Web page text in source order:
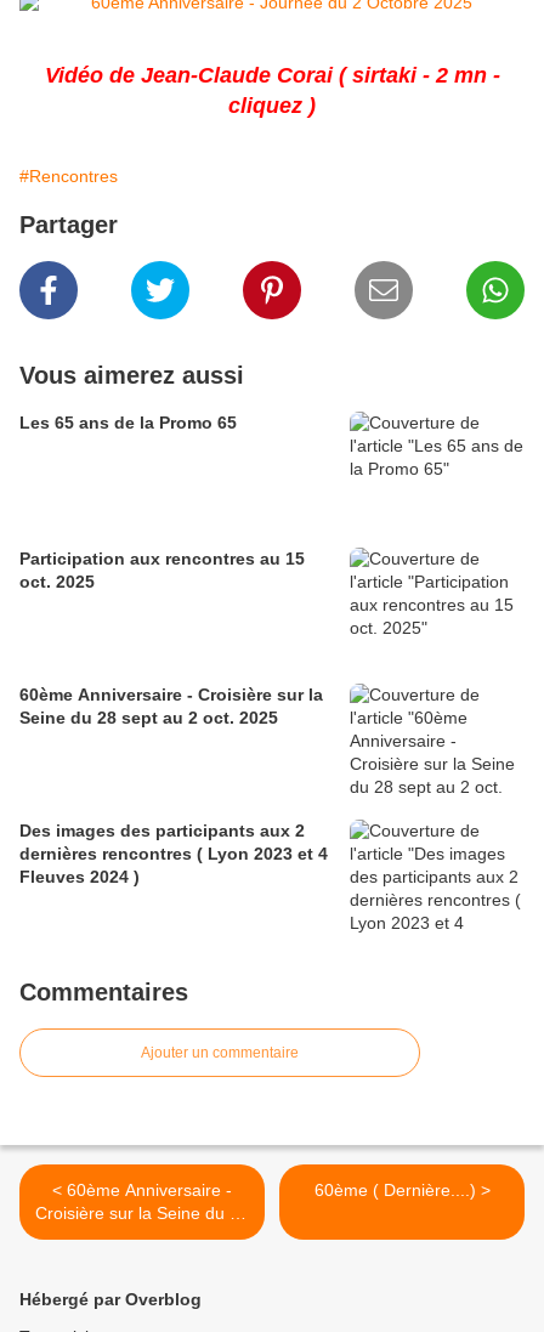
Vidéo de Jean-Claude Corai ( sirtaki - 2 mn -
cliquez )
#Rencontres
Partager
Vous aimerez aussi
Les 65 ans de la Promo 65
Participation aux rencontres au 15
oct. 2025
60ème Anniversaire - Croisière sur la
Seine du 28 sept au 2 oct. 2025
Des images des participants aux 2
dernières rencontres ( Lyon 2023 et 4
Fleuves 2024 )
Commentaires
Ajouter un commentaire
< 60ème Anniversaire -
Croisière sur la Seine du 28
sept au 2 oct. 2025
60ème ( Dernière....) >
Hébergé par Overblog